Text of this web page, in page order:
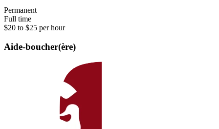
Permanent
Full time
$20 to $25 per hour
Aide-boucher(ère)